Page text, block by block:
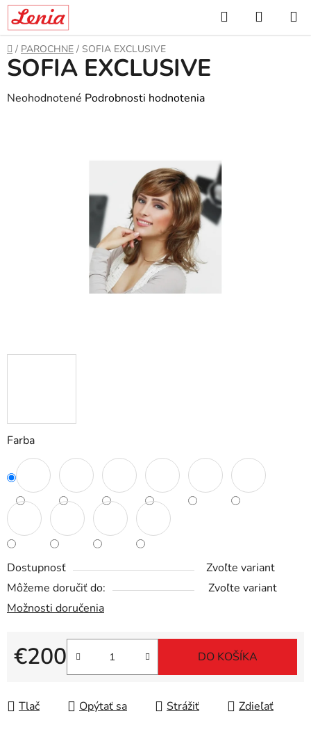
Prejsť
obsah
Hľadať
KOŠÍK
Domov
/ PAROCHNE / SOFIA EXCLUSIVE
Farba
Dostupnosť
Zvoľte variant
Môžeme doručiť do:
Zvoľte variant
Možnosti doručenia
€200
Jednotková cena:
DO KOŠÍKA
Tlač Opýtať sa Strážiť Zdieľať
SOFIA EXCLUSIVE
Priemerné
Neohodnotené Podrobnosti hodnotenia